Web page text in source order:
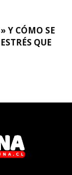
Y CÓMO SE
QUE